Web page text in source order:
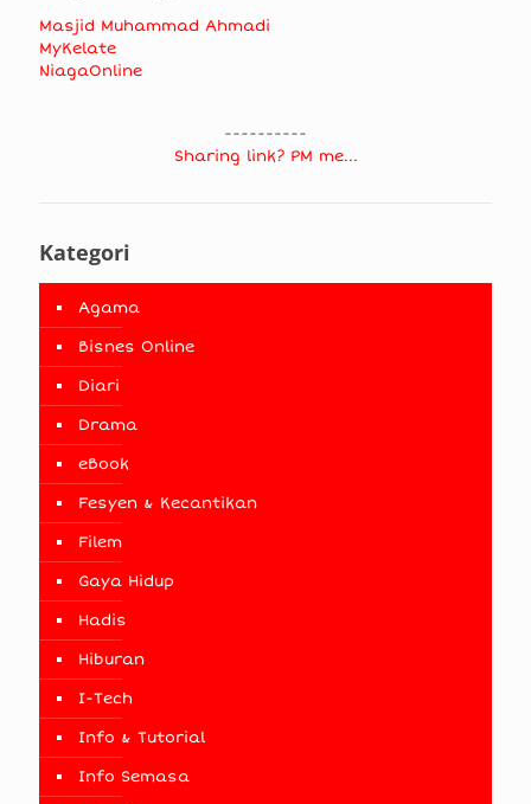
Masjid Muhammad Ahmadi
MyKelate
NiagaOnline
----------
Sharing link? PM me...
Kategori
Agama
Bisnes Online
Diari
Drama
eBook
Fesyen & Kecantikan
Filem
Gaya Hidup
Hadis
Hiburan
I-Tech
Info & Tutorial
Info Semasa